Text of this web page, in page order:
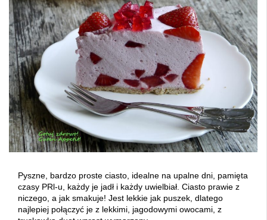
Pyszne, bardzo proste ciasto, idealne na upalne dni, pamięta
czasy PRl-u, każdy je jadł i każdy uwielbiał. Ciasto prawie z
niczego, a jak smakuje! Jest lekkie jak puszek, dlatego
najlepiej połączyć je z lekkimi, jagodowymi owocami, z